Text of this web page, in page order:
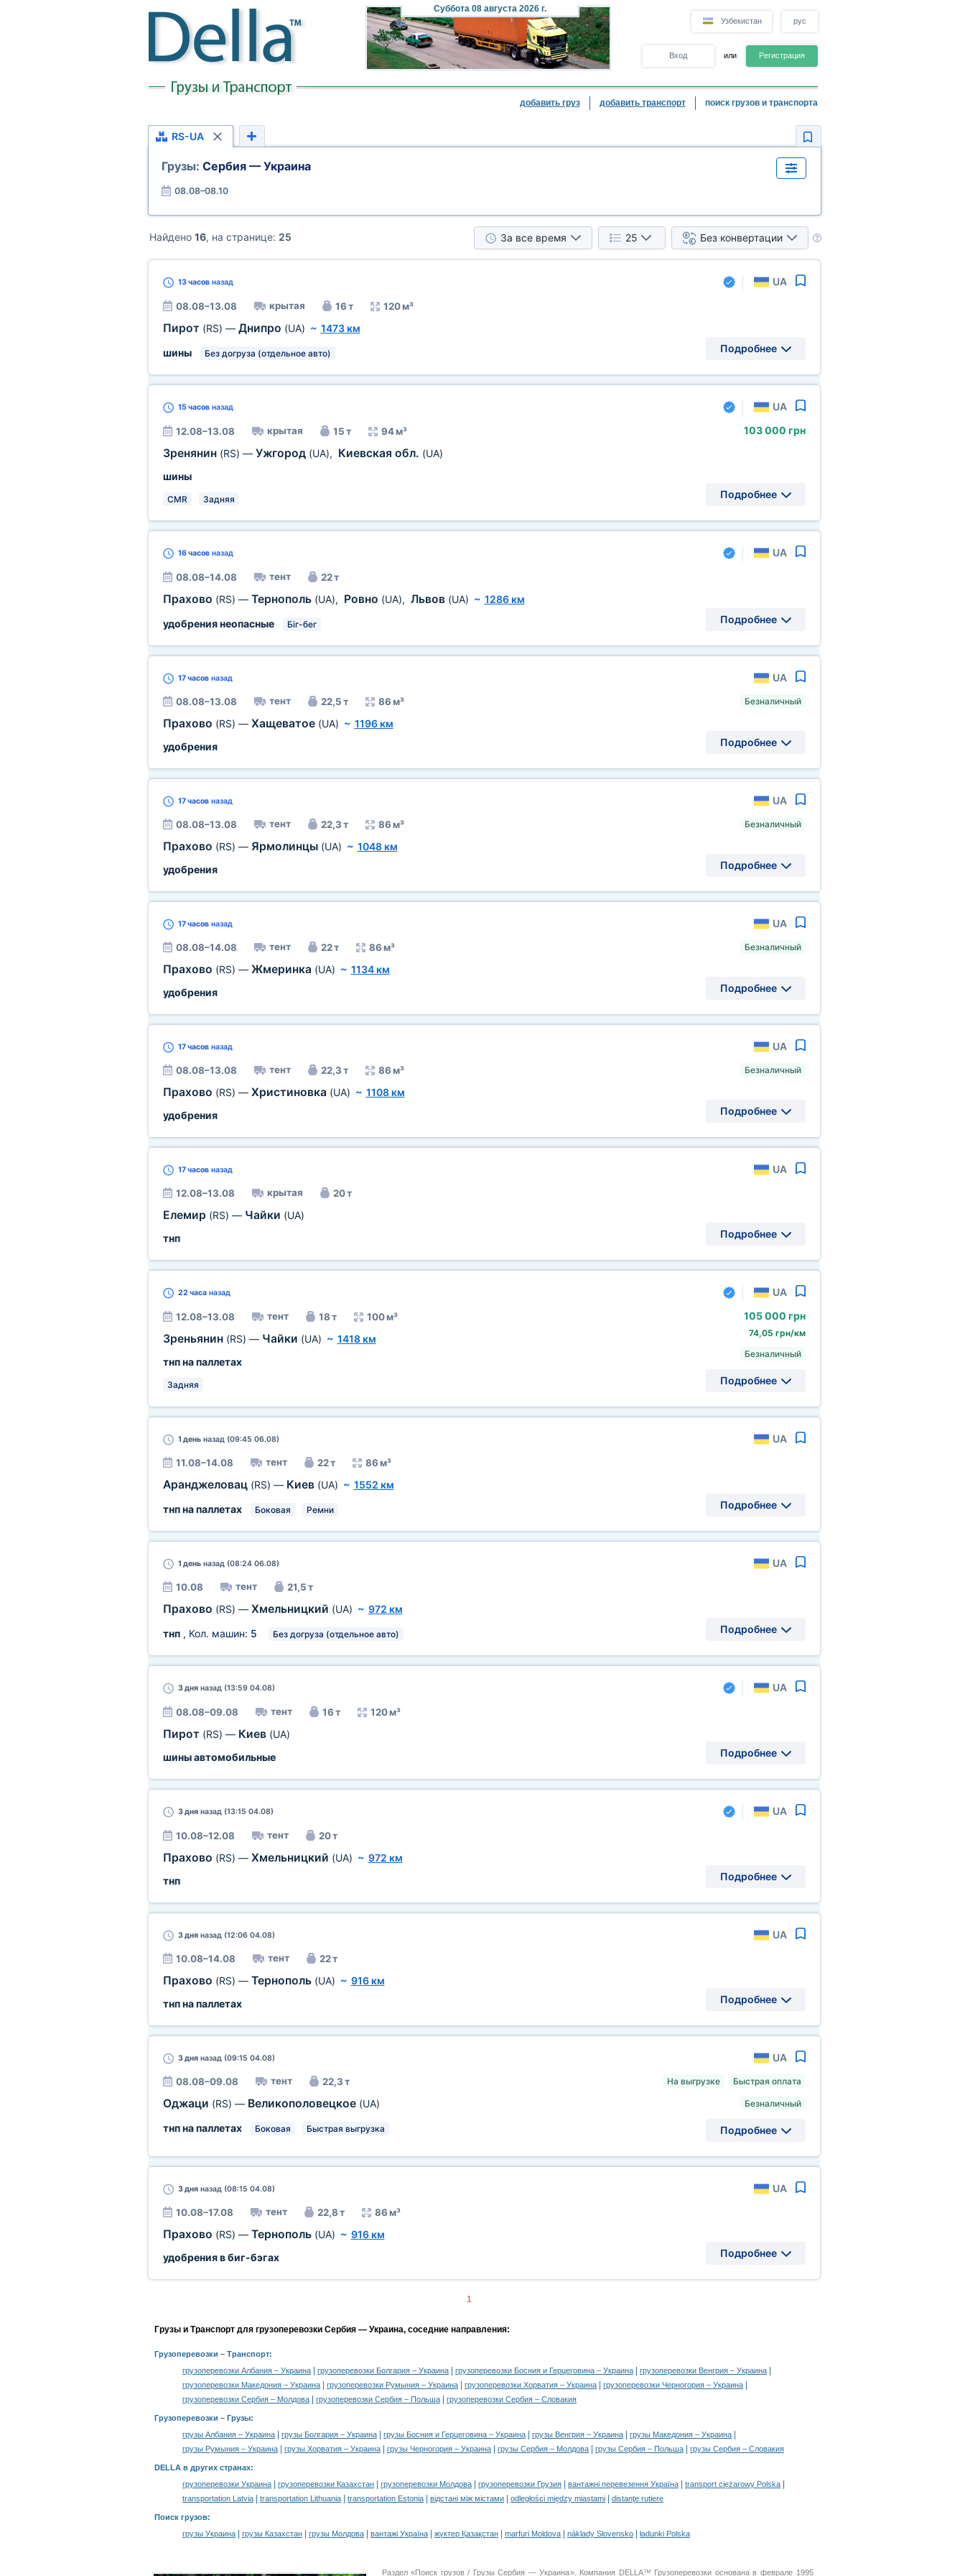
Суббота08 августа 2026 г.
Узбекистан рус
Вход или Регистрация
добавить груз добавить транспорт поиск грузов и транспорта
RS-UA
Грузы: Сербия — Украина
08.08–08.10
Найдено 16, на странице: 25 За все время 25 Без конвертации
13 часовназад UA
08.08–13.08 крытая 16 т 120 м³
Пирот (RS) — Днипро (UA) ~ 1473 км
шины
Без догруза (отдельное авто) Подробнее
15 часовназад UA
12.08–13.08 крытая 15 т 94 м³
Зренянин (RS) — Ужгород (UA), Киевская обл. (UA)
шины
CMR Задняя
103 000 грн
Подробнее
16 часовназад UA
08.08–14.08 тент 22 т
Прахово (RS) — Тернополь (UA), Ровно (UA), Львов (UA) ~ 1286 км
удобрения неопасные
Біг-бег Подробнее
17 часовназад UA
08.08–13.08 тент 22,5 т 86 м³
Прахово (RS) — Хащеватое (UA) ~ 1196 км
удобрения
Безналичный
Подробнее
17 часовназад UA
08.08–13.08 тент 22,3 т 86 м³
Прахово (RS) — Ярмолинцы (UA) ~ 1048 км
удобрения
Безналичный
Подробнее
17 часовназад UA
08.08–14.08 тент 22 т 86 м³
Прахово (RS) — Жмеринка (UA) ~ 1134 км
удобрения
Безналичный
Подробнее
17 часовназад UA
08.08–13.08 тент 22,3 т 86 м³
Прахово (RS) — Христиновка (UA) ~ 1108 км
удобрения
Безналичный
Подробнее
17 часовназад UA
12.08–13.08 крытая 20 т
Елемир (RS) — Чайки (UA)
тнп
Подробнее
22 часаназад UA
12.08–13.08 тент 18 т 100 м³
Зреньянин (RS) — Чайки (UA) ~ 1418 км
тнп на паллетах
Задняя
105 000 грн
74,05 грн/км
Безналичный
Подробнее
1 деньназад (09:45 06.08) UA
11.08–14.08 тент 22 т 86 м³
Аранджеловац (RS) — Киев (UA) ~ 1552 км
тнп на паллетах
Боковая Ремни Подробнее
1 деньназад (08:24 06.08) UA
10.08 тент 21,5 т
Прахово (RS) — Хмельницкий (UA) ~ 972 км
тнп, Кол. машин: 5 Без догруза (отдельное авто) Подробнее
3 дняназад (13:59 04.08) UA
08.08–09.08 тент 16 т 120 м³
Пирот (RS) — Киев (UA)
шины автомобильные
Подробнее
3 дняназад (13:15 04.08) UA
10.08–12.08 тент 20 т
Прахово (RS) — Хмельницкий (UA) ~ 972 км
тнп
Подробнее
3 дняназад (12:06 04.08) UA
10.08–14.08 тент 22 т
Прахово (RS) — Тернополь (UA) ~ 916 км
тнп на паллетах
Подробнее
3 дняназад (09:15 04.08) UA
08.08–09.08 тент 22,3 т
Оджаци (RS) — Великополовецкое (UA)
тнп на паллетах
Боковая Быстрая выгрузка
На выгрузке Быстрая оплата
Безналичный
Подробнее
3 дняназад (08:15 04.08) UA
10.08–17.08 тент 22,8 т 86 м³
Прахово (RS) — Тернополь (UA) ~ 916 км
удобрения в биг-бэгах
Подробнее
1
Грузы и Транспорт для грузоперевозки Сербия — Украина, соседние направления:
Грузоперевозки – Транспорт:
грузоперевозки Албания – Украина
грузоперевозки Болгария – Украина грузоперевозки Босния и Герцеговина – Украина грузоперевозки Венгрия – Украина
грузоперевозки Македония – Украина грузоперевозки Румыния – Украина грузоперевозки Хорватия – Украина грузоперевозки Черногория – Украина
грузоперевозки Сербия – Молдова грузоперевозки Сербия – Польша грузоперевозки Сербия – Словакия
Грузоперевозки – Грузы:
грузы Албания – Украина
грузы Болгария – Украина грузы Босния и Герцеговина – Украина грузы Венгрия – Украина грузы Македония – Украина
грузы Румыния – Украина грузы Хорватия – Украина грузы Черногория – Украина грузы Сербия – Молдова грузы Сербия – Польша грузы Сербия – Словакия
DELLA в других странах:
грузоперевозки Украина
грузоперевозки Казахстан грузоперевозки Молдова грузоперевозки Грузия вантажні перевезення Україна transport ciężarowy Polska
transportation Latvia transportation Lithuania transportation Estonia відстані між містами odległości między miastami distanţe rutiere
Поиск грузов:
грузы Украина
грузы Казахстан грузы Молдова вантажі Україна жүктер Қазақстан marfuri Moldova náklady Slovensko ładunki Polska
Раздел «Поиск грузов / Грузы Сербия — Украина». Компания DELLA™ Грузоперевозки основана в феврале 1995